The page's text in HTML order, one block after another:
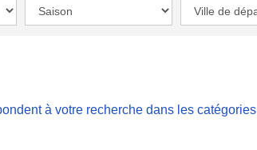
à votre recherche dans les catégories